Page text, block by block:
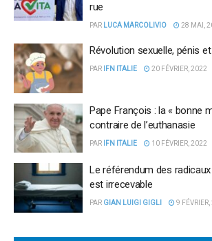
rue
PAR LUCA MARCOLIVIO 28 MAI,
Révolution sexuelle, pénis
PAR IFN ITALIE 20 FÉVRIER, 2022
Pape François : la « bonne
contraire de l’euthanasie
PAR IFN ITALIE 10 FÉVRIER, 2022
Le référendum des radicaux
est irrecevable
PAR GIAN LUIGI GIGLI 9